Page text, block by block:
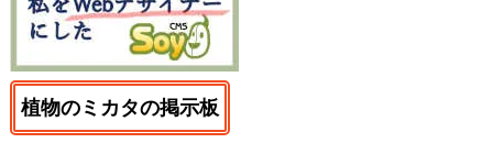
植物のミカタの掲示板